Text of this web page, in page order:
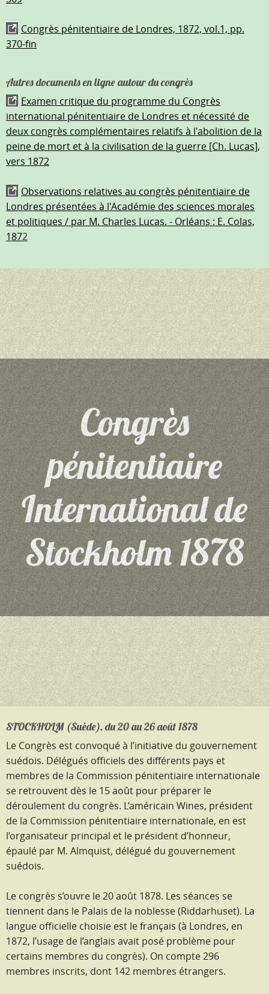
Congrès pénitentiaire de Londres, 1872, vol.1, pp.
370-fin
Autres documents en ligne autour du congrès
Examen critique du programme du Congrès
international pénitentiaire de Londres et nécessité de
deux congrès complémentaires relatifs à l'abolition de la
peine de mort et à la civilisation de la guerre [Ch. Lucas],
vers 1872
Observations relatives au congrès pénitentiaire de
Londres présentées à l'Académie des sciences morales
et politiques / par M. Charles Lucas. - Orléans : E. Colas,
1872
Congrès
pénitentiaire
International de
Stockholm 1878
STOCKHOLM (Suède), du 20 au 26 août 1878
Le Congrès est convoqué à l’initiative du gouvernement
suédois. Délégués officiels des différents pays et
membres de la Commission pénitentiaire internationale
se retrouvent dès le 15 août pour préparer le
déroulement du congrès. L’américain Wines, président
de la Commission pénitentiaire internationale, en est
l’organisateur principal et le président d’honneur,
épaulé par M. Almquist, délégué du gouvernement
suédois.
Le congrès s’ouvre le 20 août 1878. Les séances se
tiennent dans le Palais de la noblesse (Riddarhuset). La
langue officielle choisie est le français (à Londres, en
1872, l’usage de l’anglais avait posé problème pour
certains membres du congrès). On compte 296
membres inscrits, dont 142 membres étrangers.